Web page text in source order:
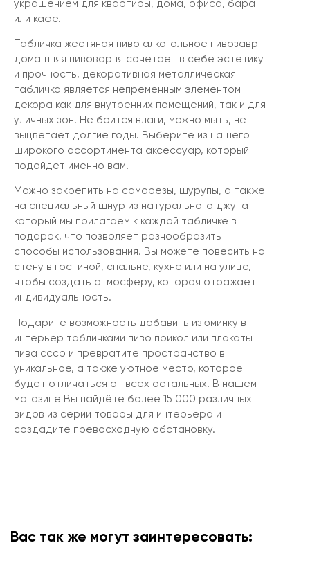
украшением для квартиры, дома, офиса, бара
или кафе.
Табличка жестяная пиво алкогольное пивозавр
домашняя пивоварня сочетает в себе эстетику
и прочность, декоративная металлическая
табличка является непременным элементом
декора как для внутренних помещений, так и для
уличных зон. Не боится влаги, можно мыть, не
выцветает долгие годы. Выберите из нашего
широкого ассортимента аксессуар, который
подойдет именно вам.
Можно закрепить на саморезы, шурупы, а также
на специальный шнур из натурального джута
который мы прилагаем к каждой табличке в
подарок, что позволяет разнообразить
способы использования. Вы можете повесить на
стену в гостиной, спальне, кухне или на улице,
чтобы создать атмосферу, которая отражает
индивидуальность.
Подарите возможность добавить изюминку в
интерьер табличками пиво прикол или плакаты
пива ссср и превратите пространство в
уникальное, а также уютное место, которое
будет отличаться от всех остальных. В нашем
магазине Вы найдёте более 15 000 различных
видов из серии товары для интерьера и
создадите превосходную обстановку.
Вас так же могут заинтересовать: